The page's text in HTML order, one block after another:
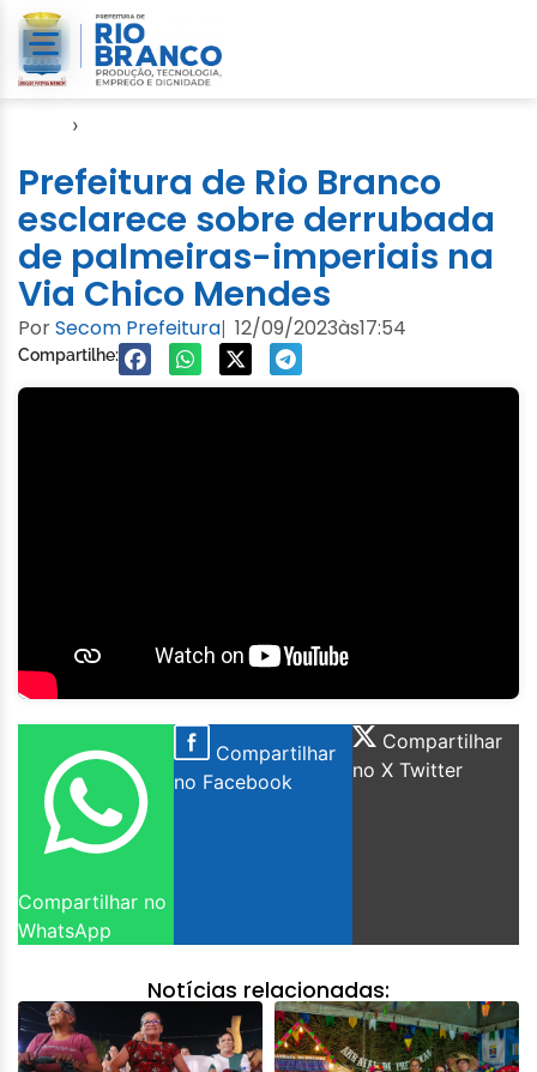
›
Prefeitura de Rio Branco
esclarece sobre derrubada
de palmeiras-imperiais na
Via Chico Mendes
PorSecom Prefeitura| 12/09/2023às17:54
Compartilhe:
Compartilhar no
WhatsApp
Compartilhar
no Facebook
Compartilhar
no X Twitter
Notícias relacionadas: